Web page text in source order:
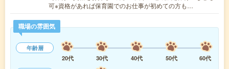
可※資格があれば保育園でのお仕事が初めての方も…
職場の雰囲気
年齢層
20代
30代 40代 50代
60代